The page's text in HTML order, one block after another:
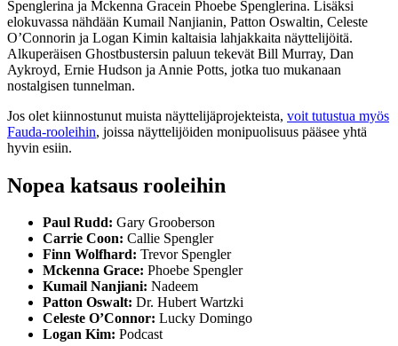
Spenglerina ja Mckenna Gracein Phoebe Spenglerina. Lisäksi
elokuvassa nähdään Kumail Nanjianin, Patton Oswaltin, Celeste
O’Connorin ja Logan Kimin kaltaisia lahjakkaita näyttelijöitä.
Alkuperäisen Ghostbustersin paluun tekevät Bill Murray, Dan
Aykroyd, Ernie Hudson ja Annie Potts, jotka tuo mukanaan
nostalgisen tunnelman.
Jos olet kiinnostunut muista näyttelijäprojekteista, voit tutustua myös
Fauda-rooleihin, joissa näyttelijöiden monipuolisuus pääsee yhtä
hyvin esiin.
Nopea katsaus rooleihin
Paul Rudd: Gary Grooberson
Carrie Coon: Callie Spengler
Finn Wolfhard: Trevor Spengler
Mckenna Grace: Phoebe Spengler
Kumail Nanjiani: Nadeem
Patton Oswalt: Dr. Hubert Wartzki
Celeste O’Connor: Lucky Domingo
Logan Kim: Podcast